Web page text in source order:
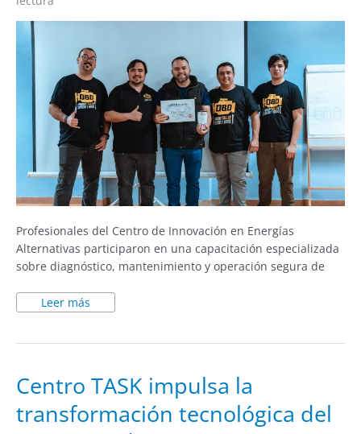
Profesionales del Centro de Innovación en Energías
Alternativas participaron en una capacitación especializada
sobre diagnóstico, mantenimiento y operación segura de
Leer más
Centro TASK impulsa la
transformación tecnológica del
TASK
impulsa
la
transformación